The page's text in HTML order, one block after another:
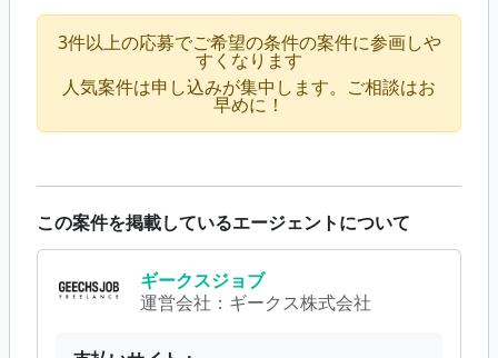
3件以上の応募でご希望の条件の案件に参画しや
すくなります
人気案件は申し込みが集中します。ご相談はお
早めに！
この案件を掲載しているエージェントについて
ギークスジョブ
運営会社： ギークス株式会社